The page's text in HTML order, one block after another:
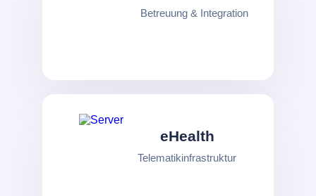
Betreuung & Integration
eHealth
Telematikinfrastruktur